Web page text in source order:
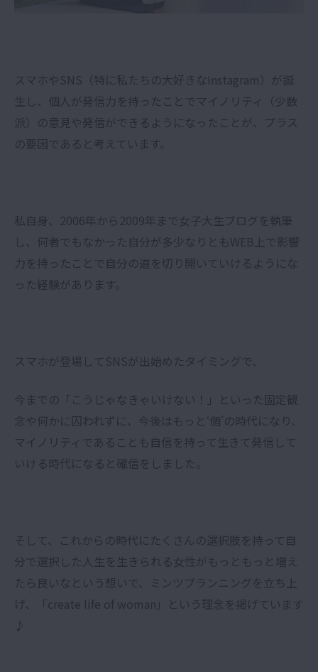
スマホやSNS（特に私たちの大好きなInstagram）が誕
生し、個人が発信力を持ったことでマイノリティ（少数
派）の意見や発信ができるようになったことが、プラス
の要因であると考えています。
私自身、2006年から2009年まで女子大生ブログを執筆
し、何者でもなかった自分が多少なりともWEB上で影響
力を持ったことで自分の道を切り開いていけるようにな
った経験があります。
スマホが登場してSNSが出始めたタイミングで、
今までの「こうじゃなきゃいけない！」といった固定観
念や何かに囚われずに、今後はもっと‘個’の時代になり、
マイノリティであることも自信を持って生きて発信して
いける時代になると確信をしました。
そして、これからの時代にたくさんの選択肢を持って自
分で選択した人生を生きられる女性がもっともっと増え
たら良いなという想いで、ミンツプランニングを立ち上
げ、「create life of woman」という理念を掲げています
♪